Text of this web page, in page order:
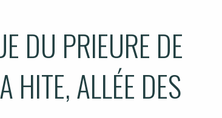
DU PRIEURE DE
HITE, ALLÉE DES